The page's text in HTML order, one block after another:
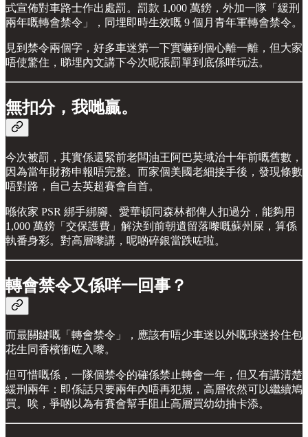
式宣佈對車路士作出處罰。罰款 1,000 萬鎊，外加一隊「緩刑
兩年嘅轉會禁令」，同埋即時生效嘅 9 個月青年軍轉會禁令。
見到禁令兩個字，好多車迷第一下實嚇到個心離一離，但大家
唔使驚住，睇埋內文講下今次呢張罰單到底係咩玩法。
無扣分，我哋贏。
今次被罰，其實係還緊前老闆油王阿巴莫域治十年前嘅舊數，
因為當年財務申報唔完整。而家個美國老細接手後，發現條數
唔對路，自己去英超賽會自首。
喺依家 PSR 綁手綁腳、愛華頓同森林都俾人扣過分，能夠用
1,000 萬鎊「交保護費」解決到前朝遺留落嚟嘅蘇州屎，算係
執番身彩。對高層嚟講，呢啲碎銀當跌咗啦。
轉會禁令又係咩一回事？
而最關鍵嘅「轉會禁令」，應該有唔少車迷以外嘅球迷拎住包
花生同香檳衝咗入嚟。
但可惜嘅係，一隊個禁令的確係禁止轉會一年，但又有講清楚
緩刑兩年：即係話只要兩年內唔再犯規，高層依然可以繼續鳩
買。唉，爭啲以為有賽會幫手阻止高層買幼幼抽卡添。